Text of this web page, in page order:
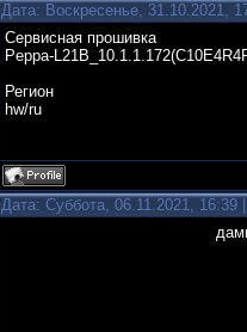
Дата: Воскресенье, 31.10.2021,
Сервисная прошивка
Peppa-
Регион
hw/ru
Дата: Суббота, 06.11.2021,